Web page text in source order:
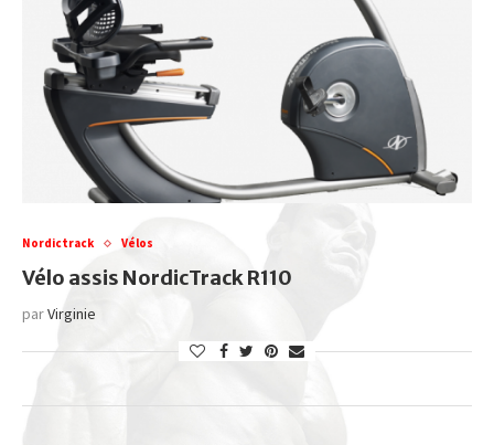
Nordictrack Vélos
Vélo assis NordicTrack R110
parVirginie